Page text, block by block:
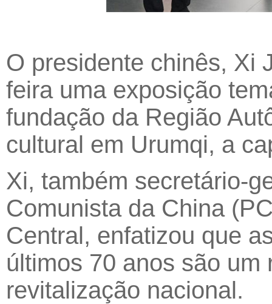
O presidente chinês, Xi
feira uma exposição
fundação da Região
cultural em Urumqi, a
Xi, também secretário-
Comunista da China
Central, enfatizou que
últimos 70 anos são
revitalização nacional.